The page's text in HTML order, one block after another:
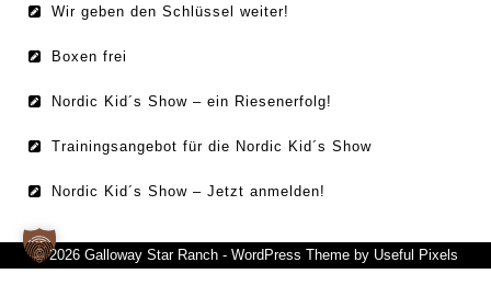
Wir geben den Schlüssel weiter!
Boxen frei
Nordic Kid´s Show – ein Riesenerfolg!
Trainingsangebot für die Nordic Kid´s Show
Nordic Kid´s Show – Jetzt anmelden!
© 2026 Galloway Star Ranch - WordPress Theme by Useful Pixels